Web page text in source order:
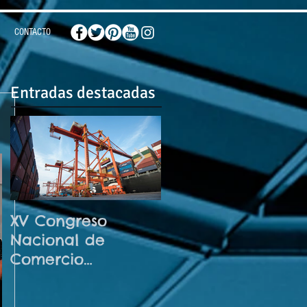
CONTACTO
Entradas destacadas
XV Congreso
Nacional de
Comercio
¡El futuro de la IA
llegó! No te
pierdas el
Congreso
Internacional